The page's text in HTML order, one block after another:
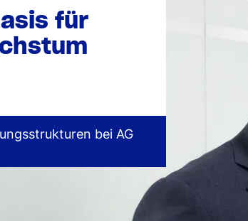
für
bei AG